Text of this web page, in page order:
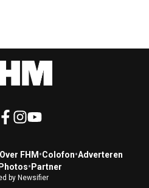
Over FHM •Colofon•Adverteren
• Partner
by Newsifier